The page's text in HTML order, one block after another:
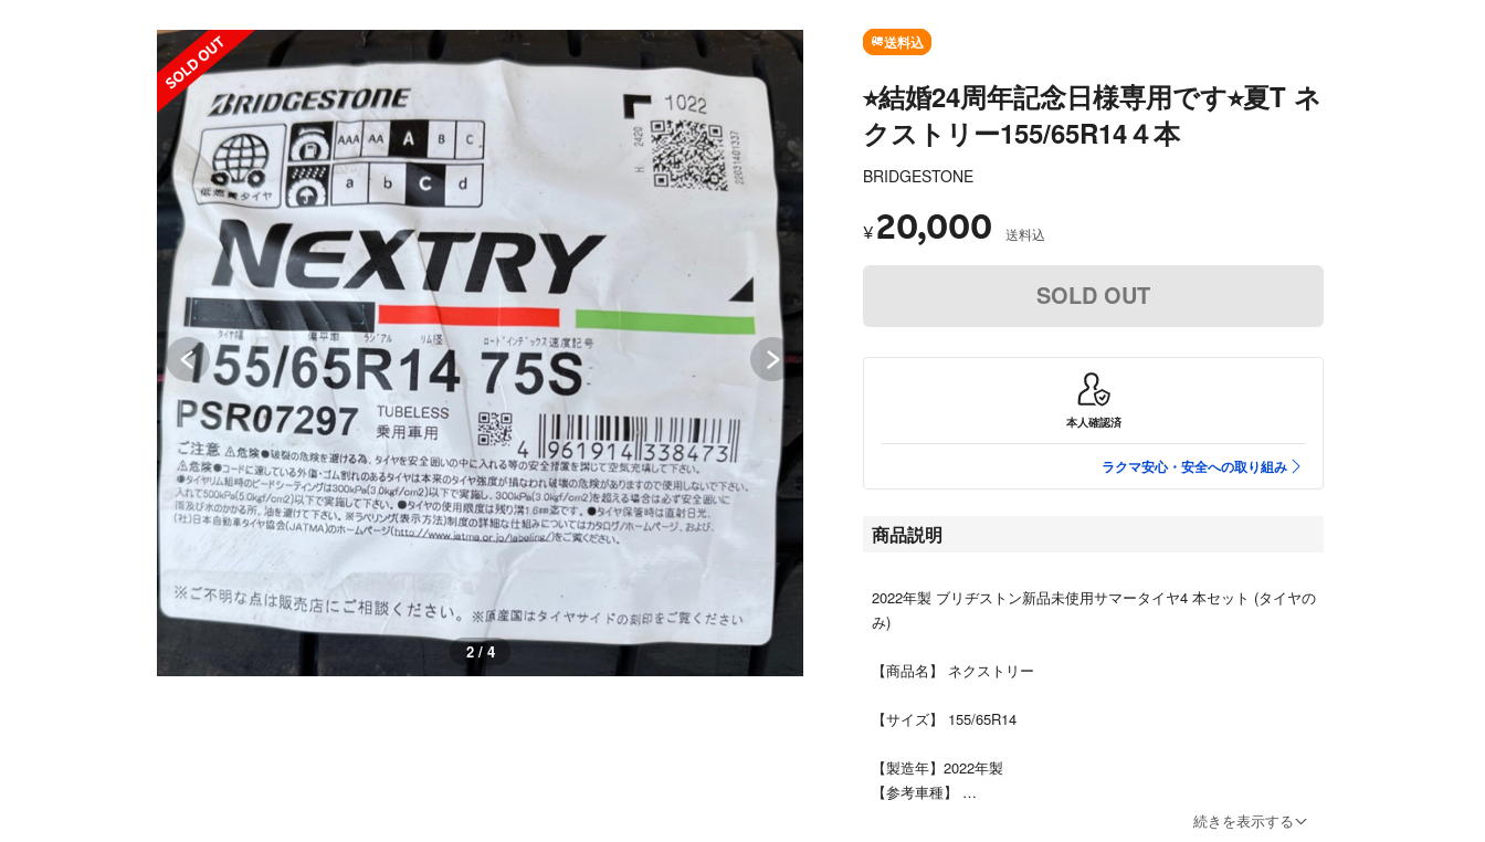
SOLD OUT SOLD OUT
2 / 4
送料込
⭐︎結婚24周年記念日様専用です⭐︎夏T ネ
クストリー155/65R14４本
BRIDGESTONE
¥ 20,000 送料込
SOLD OUT
本人確認済
ラクマ安心・安全への取り組み
商品説明
2022年製 ブリヂストン新品未使用サマータイヤ4 本セット (タイヤの
み)
【商品名】 ネクストリー
【サイズ】 155/65R14
【製造年】2022年製
【参考車種】
ピクシス N-BOX N-ONE N-WGN デイス デイスルークス フレアワゴ
続きを表示する